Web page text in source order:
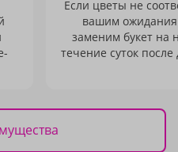
Если цветы не
вашим
заменим букет на
течение суток после